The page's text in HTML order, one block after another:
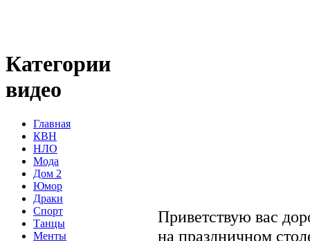
Категории
видео
Главная
КВН
НЛО
Мода
Дом 2
Юмор
Драки
Спорт
Танцы
Менты
Приветствую вас
на праздничном